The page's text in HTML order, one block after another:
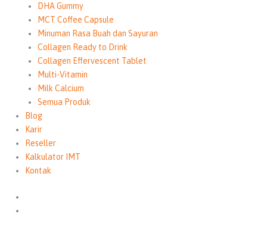
DHA Gummy
MCT Coffee Capsule
Minuman Rasa Buah dan Sayuran
Collagen Ready to Drink
Collagen Effervescent Tablet
Multi-Vitamin
Milk Calcium
Semua Produk
Blog
Karir
Reseller
Kalkulator IMT
Kontak